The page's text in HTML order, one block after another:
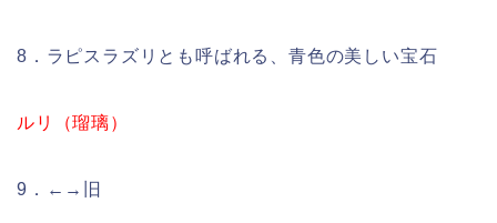
8．ラピスラズリとも呼ばれる、青色の美しい宝石
ルリ（瑠璃）
9．←→旧